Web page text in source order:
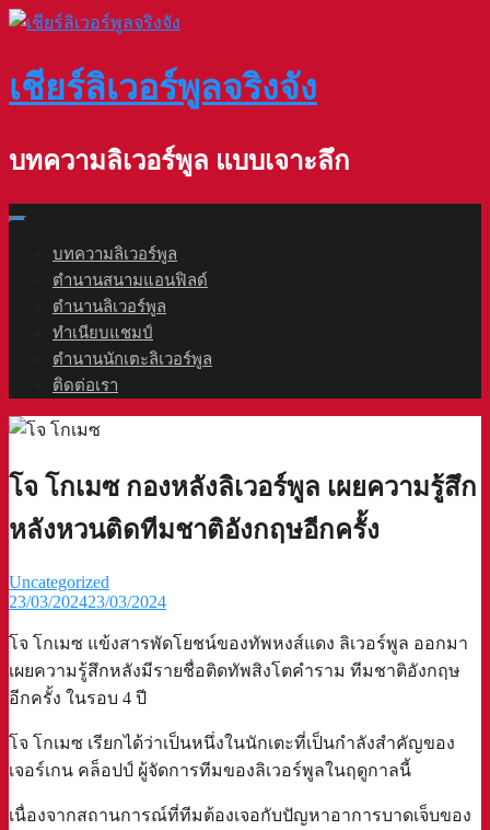
Skip
เชียร์ลิเวอร์พูลจริงจัง
บทความลิเวอร์พูล แบบเจาะลึก
บทความลิเวอร์พูล
ตำนานสนามแอนฟิลด์
ตำนานลิเวอร์พูล
ทำเนียบแชมป์
ตำนานนักเตะลิเวอร์พูล
ติดต่อเรา
โจ โกเมซ กองหลังลิเวอร์พูล เผยความรู้สึก
หลังหวนติดทีมชาติอังกฤษอีกครั้ง
Uncategorized
23/03/202423/03/2024
โจ โกเมซ แข้งสารพัดโยชน์ของทัพหงส์แดง ลิเวอร์พูล ออกมา
เผยความรู้สึกหลังมีรายชื่อติดทัพสิงโตคำราม ทีมชาติอังกฤษ
อีกครั้ง ในรอบ 4 ปี
โจ โกเมซ เรียกได้ว่าเป็นหนึ่งในนักเตะที่เป็นกำลังสำคัญของ
เจอร์เกน คล็อปป์ ผู้จัดการทีมของลิเวอร์พูลในฤดูกาลนี้
เนื่องจากสถานการณ์ที่ทีมต้องเจอกับปัญหาอาการบาดเจ็บของ